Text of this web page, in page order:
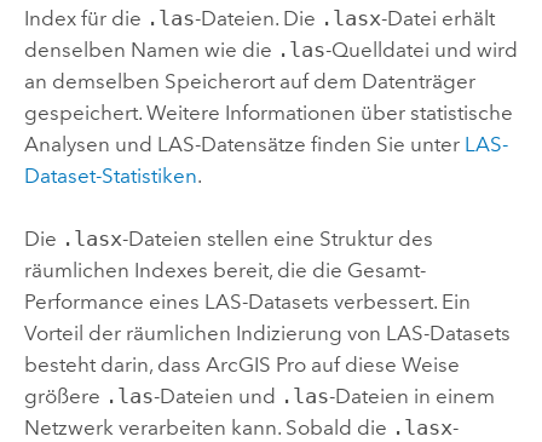
Index für die .las-Dateien. Die .lasx-Datei erhält
denselben Namen wie die .las-Quelldatei und wird
an demselben Speicherort auf dem Datenträger
gespeichert. Weitere Informationen über statistische
Analysen und LAS-Datensätze finden Sie unter LAS-
Dataset-Statistiken.
Die .lasx-Dateien stellen eine Struktur des
räumlichen Indexes bereit, die die Gesamt-
Performance eines LAS-Datasets verbessert. Ein
Vorteil der räumlichen Indizierung von LAS-Datasets
besteht darin, dass ArcGIS Proauf diese Weise
größere .las-Dateien und .las-Dateien in einem
Netzwerk verarbeiten kann. Sobald die .lasx-